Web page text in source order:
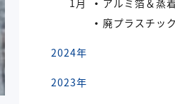
1月
アルミ箔＆蒸着ポリプロ
廃プラスチックのリサ
2024年
2023年